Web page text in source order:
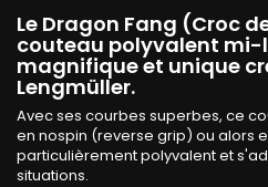
Le Dragon Fang (Croc
couteau polyvalent mi-
magnifique et unique
Lengmüller.
Avec ses courbes superbes, ce
en nospin (reverse grip) ou alors
particulièrement polyvalent et
situations.